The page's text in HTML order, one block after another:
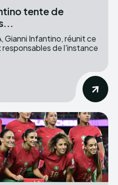
tente de
Gianni Infantino, réunit ce
responsables de l'instance